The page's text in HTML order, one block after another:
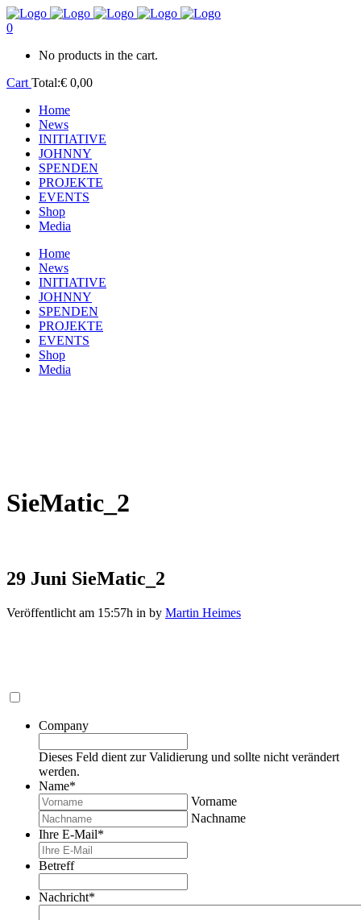
0
No products in the cart.
Cart Total:€ 0,00
Home
News
INITIATIVE
JOHNNY
SPENDEN
PROJEKTE
EVENTS
Shop
Media
Home
News
INITIATIVE
JOHNNY
SPENDEN
PROJEKTE
EVENTS
Shop
Media
SieMatic_2
29 Juni SieMatic_2
Veröffentlicht am 15:57h in by Martin Heimes
Company
Dieses Feld dient zur Validierung und sollte nicht verändert
werden.
Name*
Vorname
Nachname
Ihre E-Mail*
Betreff
Nachricht*